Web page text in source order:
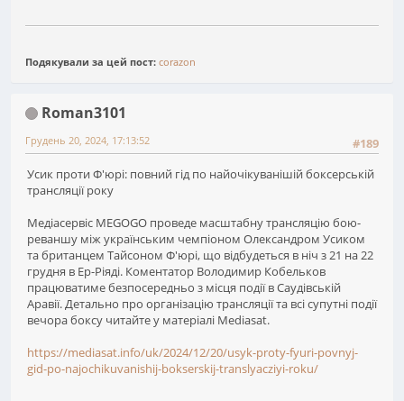
Подякували за цей пост: corazon
Roman3101
#189
Грудень 20, 2024, 17:13:52
Усик проти Ф'юрі: повний гід по найочікуванішій боксерській
трансляції року
Медіасервіс MEGOGO проведе масштабну трансляцію бою-
реваншу між українським чемпіоном Олександром Усиком
та британцем Тайсоном Ф'юрі, що відбудеться в ніч з 21 на 22
грудня в Ер-Ріяді. Коментатор Володимир Кобельков
працюватиме безпосередньо з місця події в Саудівській
Аравії. Детально про організацію трансляції та всі супутні події
вечора боксу читайте у матеріалі Mediasat.
https://mediasat.info/uk/2024/12/20/usyk-proty-fyuri-povnyj-
gid-po-najochikuvanishij-bokserskij-translyacziyi-roku/